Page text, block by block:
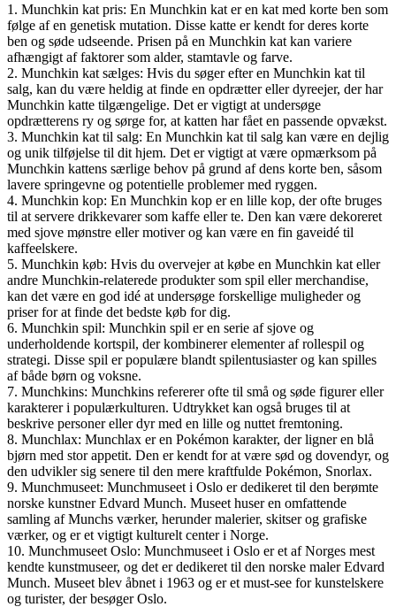
1. Munchkin kat pris: En Munchkin kat er en kat med korte ben som
følge af en genetisk mutation. Disse katte er kendt for deres korte
ben og søde udseende. Prisen på en Munchkin kat kan variere
afhængigt af faktorer som alder, stamtavle og farve.
2. Munchkin kat sælges: Hvis du søger efter en Munchkin kat til
salg, kan du være heldig at finde en opdrætter eller dyreejer, der har
Munchkin katte tilgængelige. Det er vigtigt at undersøge
opdrætterens ry og sørge for, at katten har fået en passende opvækst.
3. Munchkin kat til salg: En Munchkin kat til salg kan være en dejlig
og unik tilføjelse til dit hjem. Det er vigtigt at være opmærksom på
Munchkin kattens særlige behov på grund af dens korte ben, såsom
lavere springevne og potentielle problemer med ryggen.
4. Munchkin kop: En Munchkin kop er en lille kop, der ofte bruges
til at servere drikkevarer som kaffe eller te. Den kan være dekoreret
med sjove mønstre eller motiver og kan være en fin gaveidé til
kaffeelskere.
5. Munchkin køb: Hvis du overvejer at købe en Munchkin kat eller
andre Munchkin-relaterede produkter som spil eller merchandise,
kan det være en god idé at undersøge forskellige muligheder og
priser for at finde det bedste køb for dig.
6. Munchkin spil: Munchkin spil er en serie af sjove og
underholdende kortspil, der kombinerer elementer af rollespil og
strategi. Disse spil er populære blandt spilentusiaster og kan spilles
af både børn og voksne.
7. Munchkins: Munchkins refererer ofte til små og søde figurer eller
karakterer i populærkulturen. Udtrykket kan også bruges til at
beskrive personer eller dyr med en lille og nuttet fremtoning.
8. Munchlax: Munchlax er en Pokémon karakter, der ligner en blå
bjørn med stor appetit. Den er kendt for at være sød og dovendyr, og
den udvikler sig senere til den mere kraftfulde Pokémon, Snorlax.
9. Munchmuseet: Munchmuseet i Oslo er dedikeret til den berømte
norske kunstner Edvard Munch. Museet huser en omfattende
samling af Munchs værker, herunder malerier, skitser og grafiske
værker, og er et vigtigt kulturelt center i Norge.
10. Munchmuseet Oslo: Munchmuseet i Oslo er et af Norges mest
kendte kunstmuseer, og det er dedikeret til den norske maler Edvard
Munch. Museet blev åbnet i 1963 og er et must-see for kunstelskere
og turister, der besøger Oslo.